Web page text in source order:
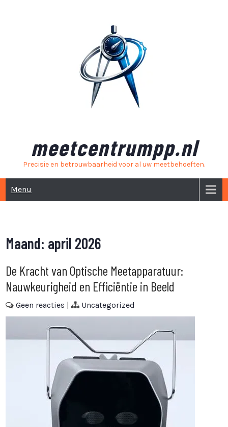
meetcentrumpp.nl
Precisie en betrouwbaarheid voor al uw meetbehoeften.
Menu
Maand: april 2026
De Kracht van Optische Meetapparatuur:
Nauwkeurigheid en Efficiëntie in Beeld
Geen reacties | Uncategorized